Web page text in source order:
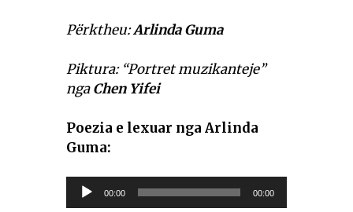
Përktheu:Arlinda Guma
Piktura: “Portret muzikanteje”
ngaChen Yifei
Poezia e lexuar nga Arlinda
Guma:
Audio
Player
00:00 00:00